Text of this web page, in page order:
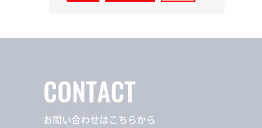
CONTACT
お問い合わせはこちらから